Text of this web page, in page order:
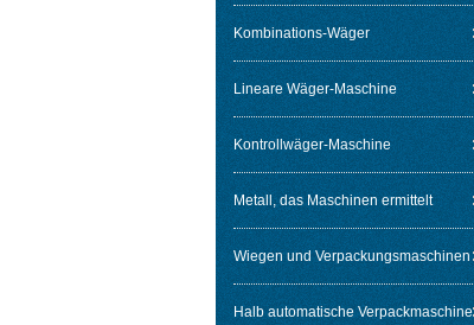
Kombinations-Wäger
Lineare Wäger-Maschine
Kontrollwäger-Maschine
Metall, das Maschinen ermittelt
Wiegen und Verpackungsmaschinen
Halb automatische Verpackmaschine